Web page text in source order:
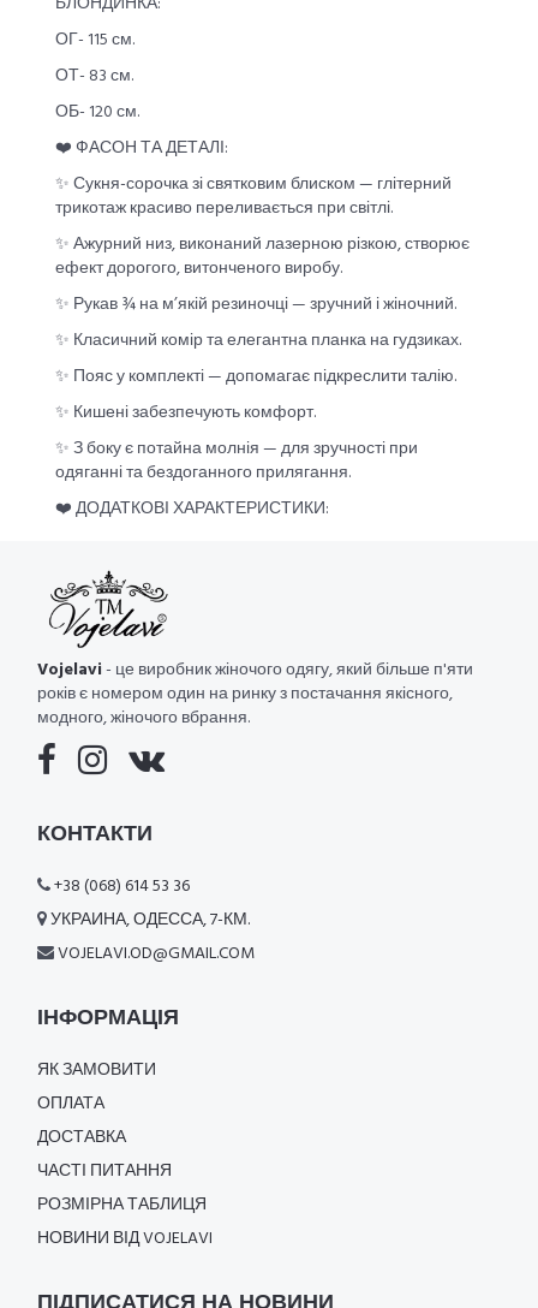
ОГ- 115 см.
ОТ- 83 см.
ОБ- 120 см.
❤️ ФАСОН ТА ДЕТАЛІ:
✨ Сукня-сорочка зі святковим блиском — глітерний
трикотаж красиво переливається при світлі.
✨ Ажурний низ, виконаний лазерною різкою, створює
ефект дорогого, витонченого виробу.
✨ Рукав ¾ на м’якій резиночці — зручний і жіночний.
✨ Класичний комір та елегантна планка на гудзиках.
✨ Пояс у комплекті — допомагає підкреслити талію.
✨ Кишені забезпечують комфорт.
✨ З боку є потайна молнія — для зручності при
одяганні та бездоганного прилягання.
❤️ ДОДАТКОВІ ХАРАКТЕРИСТИКИ:
Vojelavi- це виробник жіночого одягу, який більше п'яти
років є номером один на ринку з постачання якісного,
модного, жіночого вбрання.
КОНТАКТИ
+38 (068) 614 53 36
УКРАИНА, ОДЕССА, 7-КМ.
VOJELAVI.OD@GMAIL.COM
ІНФОРМАЦІЯ
ЯК ЗАМОВИТИ
ОПЛАТА
ДОСТАВКА
ЧАСТІ ПИТАННЯ
РОЗМІРНА ТАБЛИЦЯ
НОВИНИ ВІД VOJELAVI